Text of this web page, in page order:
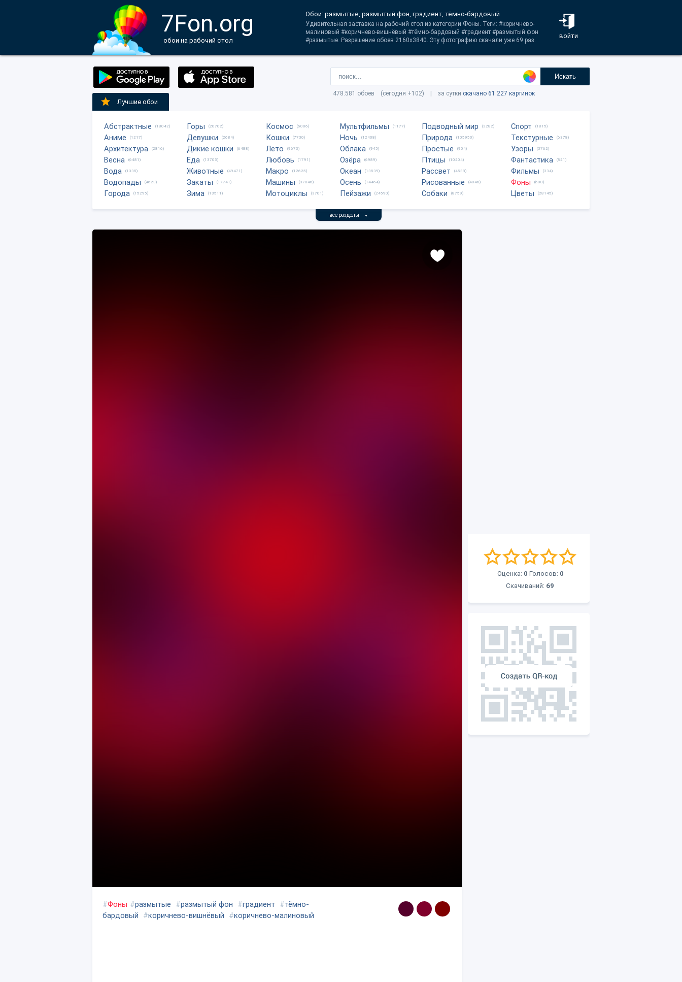
7Fon.org
обои на рабочий стол
войти
Обои: размытые, размытый фон, градиент, тёмно-бардовый
Удивительная заставка на рабочий стол из категории Фоны. Теги: #коричнево-
малиновый #коричнево-вишнёвый #тёмно-бардовый #градиент #размытый фон
#размытые. Разрешение обоев 2160x3840. Эту фотографию скачали уже 69 раз.
Искать
478.581 обоев (сегодня +102) | за сутки скачано 61.227 картинок
Лучшие обои
Абстрактные (18042)
Аниме (1217)
Архитектура (2816)
Весна (6481)
Вода (1335)
Водопады (4623)
Города (15295)
Горы (20702)
Девушки (2684)
Дикие кошки (6488)
Еда (13705)
Животные (49471)
Закаты (17741)
Зима (13511)
Космос (6006)
Кошки (7730)
Лето (9673)
Любовь (1791)
Макро (12625)
Машины (37846)
Мотоциклы (3701)
Мультфильмы (1177)
Ночь (12408)
Облака (945)
Озёра (6989)
Океан (13539)
Осень (14464)
Пейзажи (24590)
Подводный мир (2282)
Природа (105950)
Простые (904)
Птицы (10204)
Рассвет (4538)
Рисованные (4046)
Собаки (8759)
Спорт (1815)
Текстурные (6378)
Узоры (3762)
Фантастика (821)
Фильмы (334)
Фоны (608)
Цветы (28145)
все разделы ▼
Оценка: 0 Голосов: 0
Скачиваний: 69
#Фоны #размытые #размытый фон #градиент #тёмно-
бардовый
#коричнево-вишнёвый #коричнево-малиновый